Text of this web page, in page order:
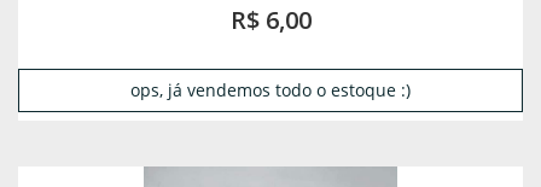
R$ 6,00
ops, já vendemos todo o estoque :)